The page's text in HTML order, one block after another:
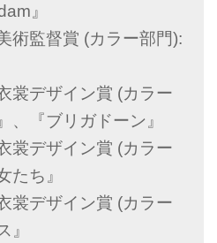
』
術監督賞 (カラー部門):
裳デザイン賞 (カラー
、『ブリガドーン』
裳デザイン賞 (カラー
たち』
裳デザイン賞 (カラー
』